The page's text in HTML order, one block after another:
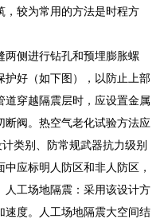
，较为常用的方法是时程方
两侧进行钻孔和预埋膨胀螺
护好（如下图），以防止上部
穿越隔震层时，应设置金属
阀。热空气老化试验方法应
类别、防常规武器抗力级别
应标明人防区和非人防区，
人工场地隔震：采用该设计方
速度。人工场地隔震大空间结